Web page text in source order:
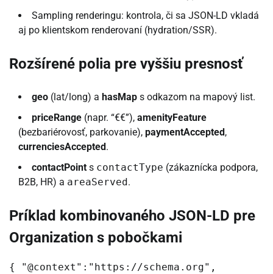
Sampling renderingu: kontrola, či sa JSON-LD vkladá
aj po klientskom renderovaní (hydration/SSR).
Rozšírené polia pre vyššiu presnosť
geo (lat/long) a hasMap s odkazom na mapový list.
priceRange (napr. “€€”), amenityFeature
(bezbariérovosť, parkovanie), paymentAccepted,
currenciesAccepted.
contactPoint s contactType (zákaznícka podpora,
B2B, HR) a areaServed.
Príklad kombinovaného JSON-LD pre
Organization s pobočkami
{ "@context":"https://schema.org",